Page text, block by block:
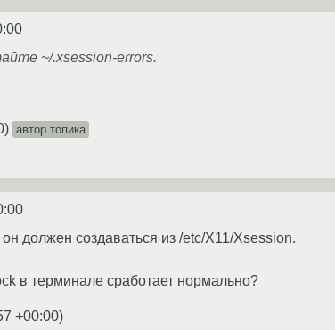
~/.xsession-errors.
) автор топика
должен создаваться из /etc/X11/Xsession.
в терминале сработает нормально?
+00:00)